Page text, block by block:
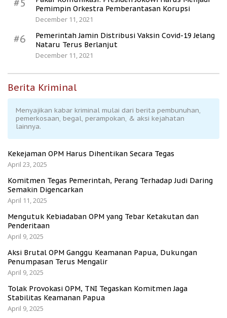
#5
Pemimpin Orkestra Pemberantasan Korupsi
December 11, 2021
#6
Pemerintah Jamin Distribusi Vaksin Covid-19 Jelang
Nataru Terus Berlanjut
December 11, 2021
Berita Kriminal
Menyajikan kabar kriminal mulai dari berita pembunuhan,
pemerkosaan, begal, perampokan, & aksi kejahatan
lainnya.
Kekejaman OPM Harus Dihentikan Secara Tegas
April 23, 2025
Komitmen Tegas Pemerintah, Perang Terhadap Judi Daring
Semakin Digencarkan
April 11, 2025
Mengutuk Kebiadaban OPM yang Tebar Ketakutan dan
Penderitaan
April 9, 2025
Aksi Brutal OPM Ganggu Keamanan Papua, Dukungan
Penumpasan Terus Mengalir
April 9, 2025
Tolak Provokasi OPM, TNI Tegaskan Komitmen Jaga
Stabilitas Keamanan Papua
April 9, 2025